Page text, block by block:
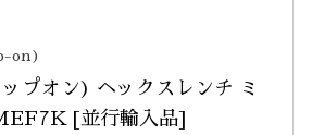
on)
プオン) ヘックスレンチ ミ
[並行輸入品]